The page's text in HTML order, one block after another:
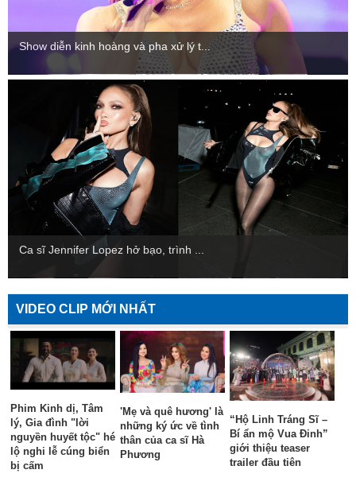
Show diễn kinh hoàng và pha xử lý t...
Ca sĩ Jennifer Lopez hở bạo, trình ...
VIDEO CLIP MỚI NHẤT
Phim Kinh dị, Tâm
lý, Gia đình "lời
nguyền huyết tộc" hé
lộ nghi lễ cúng biển
bị cấm
'Mẹ và quê hương' là
những ký ức về tình
thân của ca sĩ Hà
Phương
“Hộ Linh Tráng Sĩ –
Bí ẩn mộ Vua Đinh”
giới thiệu teaser
trailer đầu tiên